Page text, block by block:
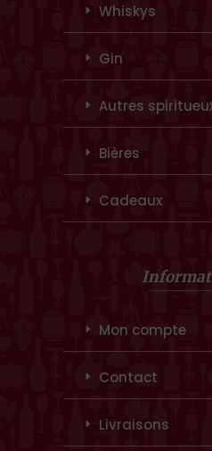
Whiskys
Gin
Autres
Bières
Cadeaux
Mon compte
Contact
Livraisons